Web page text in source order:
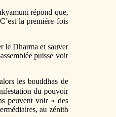
répond que,
la première fois
le Dharma et sauver
puisse voir
les bouddhas de
du pouvoir
peuvent voir « des
au zénith